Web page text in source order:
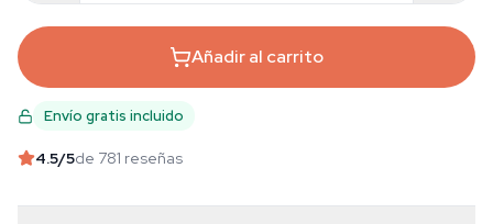
Añadir al carrito
Envío gratis incluido
4.5/5de 781 reseñas